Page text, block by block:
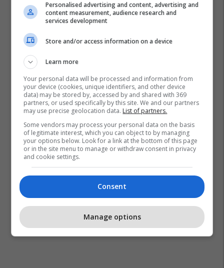
Kampionati Botëror 2026 Lionel Messi
Miroslav Klose
Lionel Scaloni
Përfaqësuesja E Argjentinës
Personalised advertising and content, advertising and
content measurement, audience research and
services development
Store and/or access information on a device
Learn more
Your personal data will be processed and information from
your device (cookies, unique identifiers, and other device
data) may be stored by, accessed by and shared with 369
partners, or used specifically by this site. We and our partners
may use precise geolocation data. List of partners.
Some vendors may process your personal data on the basis
of legitimate interest, which you can object to by managing
your options below. Look for a link at the bottom of this page
or in the site menu to manage or withdraw consent in privacy
and cookie settings.
Consent
Manage options